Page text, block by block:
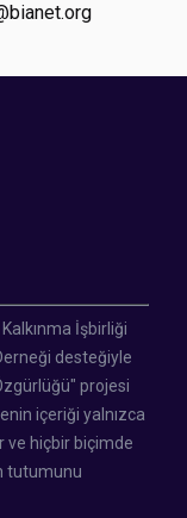
İşbirliği
desteğiyle
projesi
içeriği yalnızca
ve hiçbir biçimde
tutumunu